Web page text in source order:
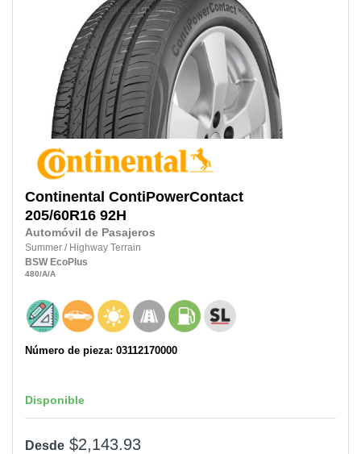
Continental ContiPowerContact
205/60R16 92H
Automóvil de Pasajeros
Summer / Highway Terrain
BSW EcoPlus
480/A/A
Número de pieza: 03112170000
Disponible
Desde $2,143.93